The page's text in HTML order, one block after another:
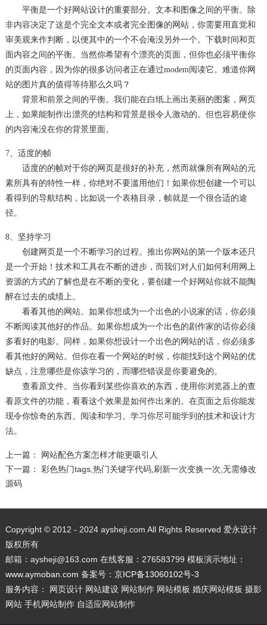
平衡是一个好网站设计的重要部分。文本和图像之间的平衡。除
非内容决定了这是个完全文本或者完全图像的网站，你需要用直觉和
审美观来作判断，以便其中的一个不会淹没另外一个。下载时间和页
面内容之间的平衡。当然你希望有个漂亮的页面，但你也必须平衡你
的页面内容，因为你的很多访问者正在通过modem阅读它。难道你网
站的图片真的值得等待那么久吗？
背景和前景之间的平衡。我们能在白纸上画出美丽的图案，网页
上，如果能制作出漂亮的结构和背景是很令人激动的。但也容易使你
的内容淹没在你的背景里面。
7、适度的帧
适度的的帧对于你的网页是很好的补充，然而就像所有网站的元
素所具有的特性一样，你绝对不要滥用他们！如果你想创建一个可以
看得到的导航结构，比如说一个表格目录，帧就是一个很合适的途
径。
8、坚持学习
创建网页是一个不断学习的过程。推出你网站的第一个版本还只
是一个开始！技术和工具在不断的进步，而我们对人们如何利用网上
资源的方式的了解也是在不断的变化，要创建一个好网站你就不能陶
醉在过去的成绩上。
看看其他的网站。如果你想成为一个出色的小说家的话，你必须
不断阅读其他好的作品。如果你想成为一个出色的剧作家的话你必须
多看好的电影。同样，如果你想设计一个出色的网站的话，你必须多
看其他好的网站。但你在看一个网站的时候，你能找到这个网站的优
缺点，注意哪些是你该学习的，而哪些错误是你要避免的。
查看原文件。当你看到某些你喜欢的东西，使用你浏览器上的查
看原文件的功能，看看这个效果是如何作出来的。在页面之后你能发
现令你惊奇的东西。阅读和学习。学习你尽可能学到的技术和设计方
法。
上一篇：
网站配色方案怎样才能更吸引人
下一篇：
彩色热门tags,热门关键字代码,刷新一次变换一次,无需修改
源码
Copyright © 2012 - 2024 aysheji.com All Rights Reserved 爱永设计
版权所有
邮箱：aysheji@163.com 在线客服：276583799 模板演示地址：
www.aymoban.com 备案号： 京ICP备13060102号-3
服务内容： 网页设计 网站建设 网站制作 网站模板 婚庆网站模板 摄影
网站 手机网站制作 自适应网站制作